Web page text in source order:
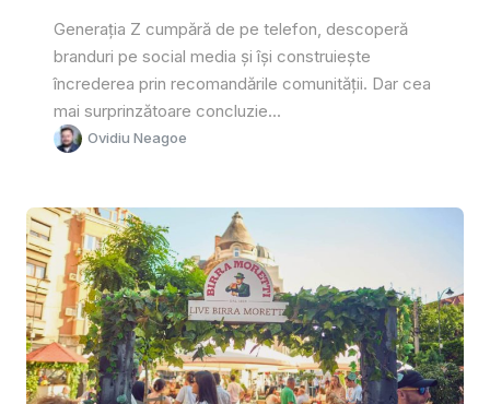
Generația Z cumpără de pe telefon, descoperă
branduri pe social media și își construiește
încrederea prin recomandările comunității. Dar cea
mai surprinzătoare concluzie...
Ovidiu Neagoe